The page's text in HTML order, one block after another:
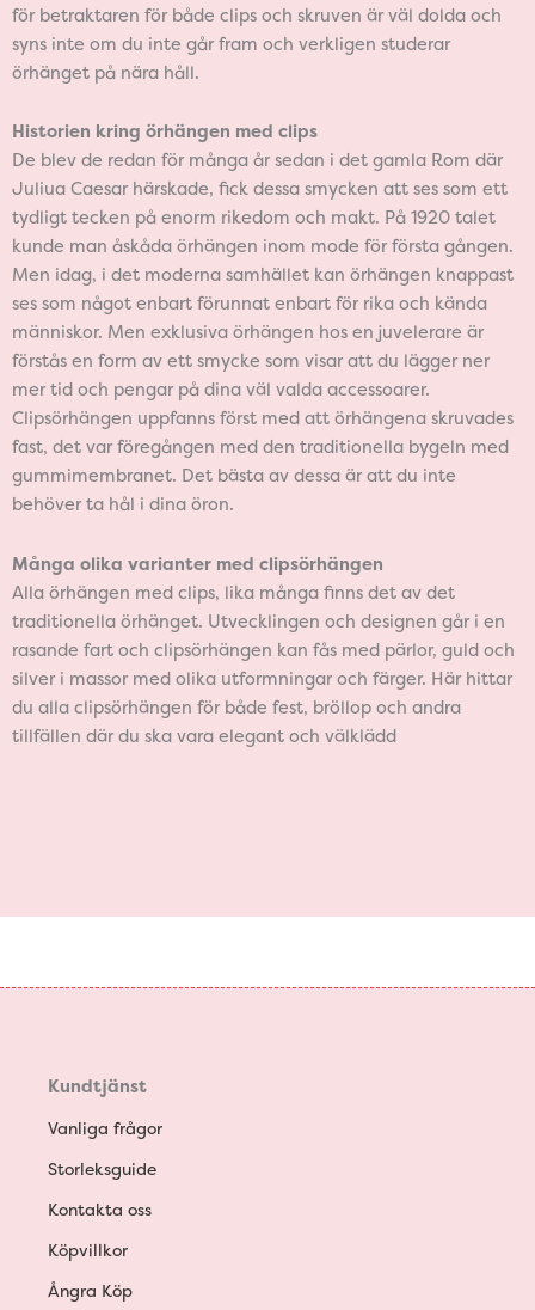
för betraktaren för både clips och skruven är väl dolda och
syns inte om du inte går fram och verkligen studerar
örhänget på nära håll.
Historien kring örhängen med clips
De blev de redan för många år sedan i det gamla Rom där
Juliua Caesar härskade, fick dessa smycken att ses som ett
tydligt tecken på enorm rikedom och makt. På 1920 talet
kunde man åskåda örhängen inom mode för första gången.
Men idag, i det moderna samhället kan örhängen knappast
ses som något enbart förunnat enbart för rika och kända
människor. Men exklusiva örhängen hos en juvelerare är
förstås en form av ett smycke som visar att du lägger ner
mer tid och pengar på dina väl valda accessoarer.
Clipsörhängen uppfanns först med att örhängena skruvades
fast, det var föregången med den traditionella bygeln med
gummimembranet. Det bästa av dessa är att du inte
behöver ta hål i dina öron.
Många olika varianter med clipsörhängen
Alla örhängen med clips, lika många finns det av det
traditionella örhänget. Utvecklingen och designen går i en
rasande fart och clipsörhängen kan fås med pärlor, guld och
silver i massor med olika utformningar och färger. Här hittar
du alla clipsörhängen för både fest, bröllop och andra
tillfällen där du ska vara elegant och välklädd
Kundtjänst
Vanliga frågor
Storleksguide
Kontakta oss
Köpvillkor
Ångra Köp